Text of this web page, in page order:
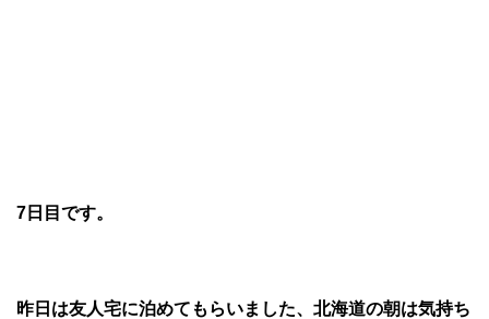
7日目です。
昨日は友人宅に泊めてもらいました、北海道の朝は気持ち